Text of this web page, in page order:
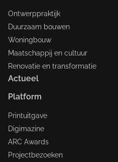
Ontwerppraktijk
Duurzaam bouwen
Woningbouw
Maatschappij en cultuur
Renovatie en transformatie
Actueel
Platform
Printuitgave
Digimazine
ARC Awards
Projectbezoeken